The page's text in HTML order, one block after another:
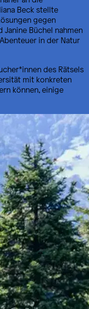
Beck stellte
gegen
Janine Büchel nahmen
in der Natur
des Rätsels
mit konkreten
können, einige